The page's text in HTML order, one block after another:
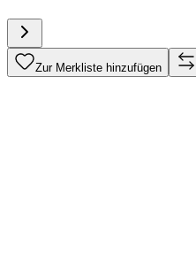
Zur Merkliste hinzufügen